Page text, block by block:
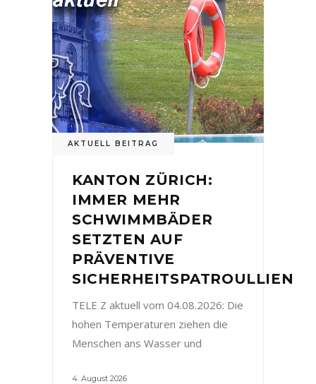
AKTUELL BEITRAG
KANTON ZÜRICH:
IMMER MEHR
SCHWIMMBÄDER
SETZTEN AUF
PRÄVENTIVE
SICHERHEITSPATROULLIEN
TELE Z aktuell vom 04.08.2026: Die
hohen Temperaturen ziehen die
Menschen ans Wasser und
4. August 2026